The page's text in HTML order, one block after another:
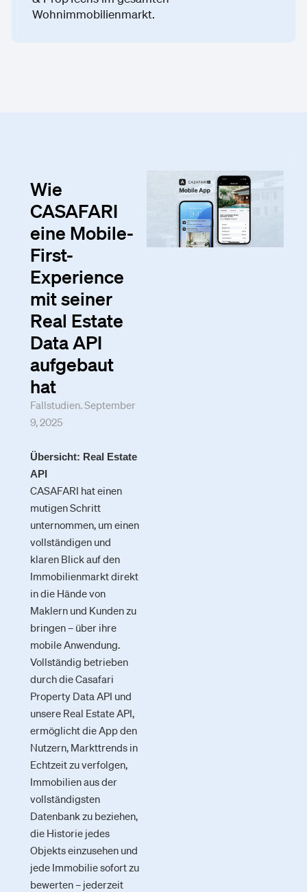
Wohnimmobilienmarkt.
Wie
CASAFARI
eine Mobile-
First-
Experience
mit seiner
Real Estate
Data API
aufgebaut
hat
Fallstudien. September
9, 2025
Übersicht: Real Estate
API
CASAFARI hat einen
mutigen Schritt
unternommen, um einen
vollständigen und
klaren Blick auf den
Immobilienmarkt direkt
in die Hände von
Maklern und Kunden zu
bringen – über ihre
mobile Anwendung.
Vollständig betrieben
durch die Casafari
Property Data API und
unsere Real Estate API,
ermöglicht die App den
Nutzern, Markttrends in
Echtzeit zu verfolgen,
Immobilien aus der
vollständigsten
Datenbank zu beziehen,
die Historie jedes
Objekts einzusehen und
jede Immobilie sofort zu
bewerten – jederzeit